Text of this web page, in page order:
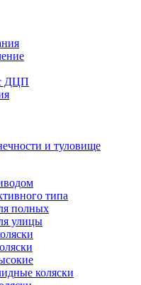
ДЦП
и туловище
типа
полных
улицы
коляски